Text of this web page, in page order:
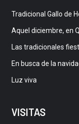
Tradicional Gallo de
Aquel diciembre, en
Las tradicionales
En busca de la
Luz viva
VISITAS